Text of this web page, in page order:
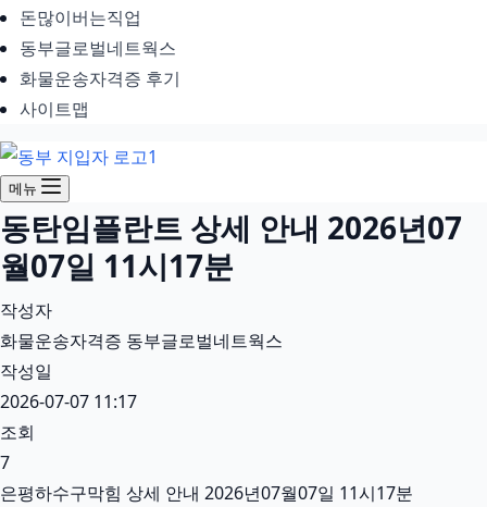
돈많이버는직업
동부글로벌네트웍스
화물운송자격증 후기
사이트맵
메뉴
동탄임플란트 상세 안내 2026년07
월07일 11시17분
작성자
화물운송자격증 동부글로벌네트웍스
작성일
2026-07-07 11:17
조회
7
은평하수구막힘 상세 안내 2026년07월07일 11시17분